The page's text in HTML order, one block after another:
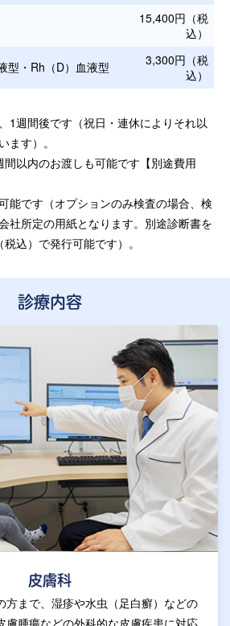
15,400円（税
込）
型・Rh（D）血液型
3,300円（税
込）
1週間後です（祝日・連休によりそれ以
ます）。
以内のお渡しも可能です【別途費用
能です（オプションのみ検査の場合、検
社所定の用紙となります。別途診断書を
込）で発行可能です）。
診療内容
皮膚科
方まで、湿疹や水虫（足白癬）などの